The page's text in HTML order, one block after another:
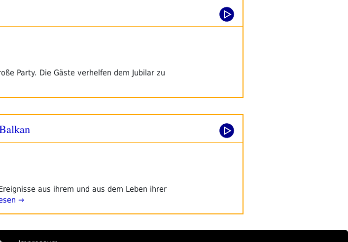
Party. Die Gäste verhelfen dem Jubilar zu
aus ihrem und aus dem Leben ihrer
→